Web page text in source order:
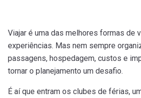
Viajar é uma das melhores formas de
experiências. Mas nem sempre
passagens, hospedagem, custos e
tornar o planejamento um desafio.
É aí que entram os clubes de férias,